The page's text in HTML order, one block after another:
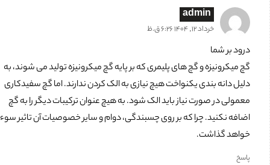
admin
خرداد 12, 1404 6:26 ق.ظ
درود بر شما
گچ میکرونیزه و گچ های پلیمری که بر پایه گچ میکرونیزه تولید می شوند، به
دلیل دانه بندی یکنواخت هیچ نیازی به الک کردن ندارند. اما گچ سفیدکاری
معمولی در صورت نیاز باید الک شود. به هیچ عنوان ترکیبات دیگر را به گچ
اضافه نکنید. چرا که بر روی چسبندگی، دوام و سایر خصوصیات آن تاثیر سوء
خواهد گذاشت.
پاسخ